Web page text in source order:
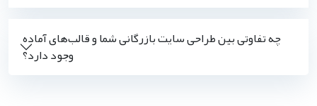
چه تفاوتی بین طراحی سایت بازرگانی شما و قالب‌های آماده
وجود دارد؟